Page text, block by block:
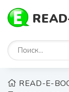
READ-E-